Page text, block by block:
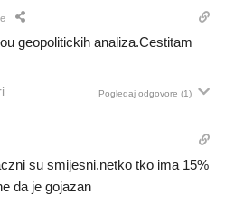
geopolitickih analiza.Cestitam
Pogledaj odgovore (1)
su smijesni.netko tko ima 15%
da je gojazan